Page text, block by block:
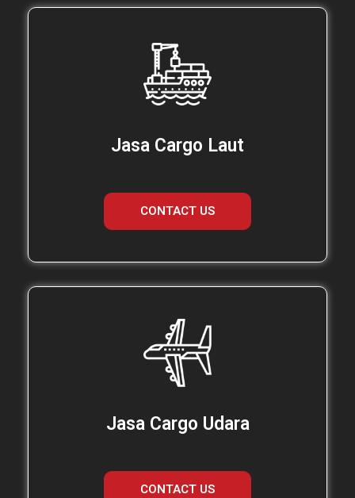
Jasa Cargo Laut
CONTACT US
Jasa Cargo Udara
CONTACT US